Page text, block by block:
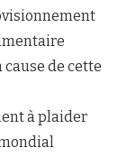
de cette
à plaider